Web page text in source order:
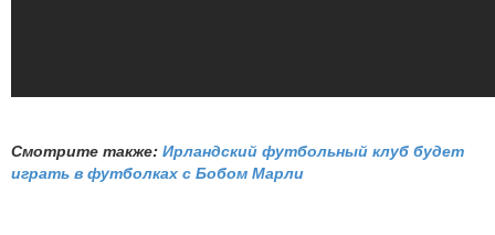
Смотрите также: Ирландский футбольный клуб будет
играть в футболках с Бобом Марли